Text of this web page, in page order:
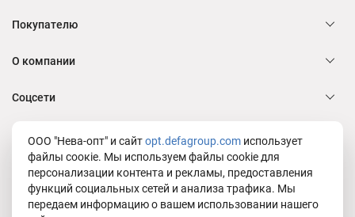
Покупателю
О компании
Соцсети
Служба заботы Defa group
Юридическая информация
Политика в отношении обработки персональных данных ООО "Нева-
ООО "Нева-опт" и сайтopt.defagroup.com использует
файлы соокіе. Мы используем файлы cookie для
персонализации контента и рекламы, предоставления
функций социальных сетей и анализа трафика. Мы
передаем информацию о вашем использовании нашего